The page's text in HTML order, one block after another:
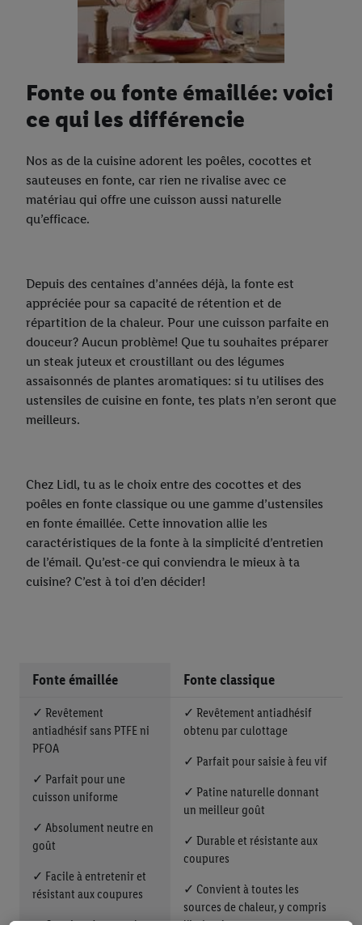
Fonte ou fonte émaillée: voici
ce qui les différencie
Nos as de la cuisine adorent les poêles, cocottes et
sauteuses en fonte, car rien ne rivalise avec ce
matériau qui offre une cuisson aussi naturelle
qu’efficace.
Depuis des centaines d’années déjà, la fonte est
appréciée pour sa capacité de rétention et de
répartition de la chaleur. Pour une cuisson parfaite en
douceur? Aucun problème! Que tu souhaites préparer
un steak juteux et croustillant ou des légumes
assaisonnés de plantes aromatiques: si tu utilises des
ustensiles de cuisine en fonte, tes plats n’en seront que
meilleurs.
Chez Lidl, tu as le choix entre des cocottes et des
poêles en fonte classique ou une gamme d’ustensiles
en fonte émaillée. Cette innovation allie les
caractéristiques de la fonte à la simplicité d’entretien
de l’émail. Qu’est-ce qui conviendra le mieux à ta
cuisine? C’est à toi d’en décider!
Fonte émaillée Fonte classique
✓ Revêtement
antiadhésif sans PTFE ni
PFOA
✓ Parfait pour une
cuisson uniforme
✓ Absolument neutre en
goût
✓ Facile à entretenir et
résistant aux coupures
✓ Revêtement antiadhésif
obtenu par culottage
✓ Parfait pour saisie à feu vif
✓ Patine naturelle donnant
un meilleur goût
✓ Durable et résistante aux
coupures
✓ Convient à toutes les
sources de chaleur, y compris